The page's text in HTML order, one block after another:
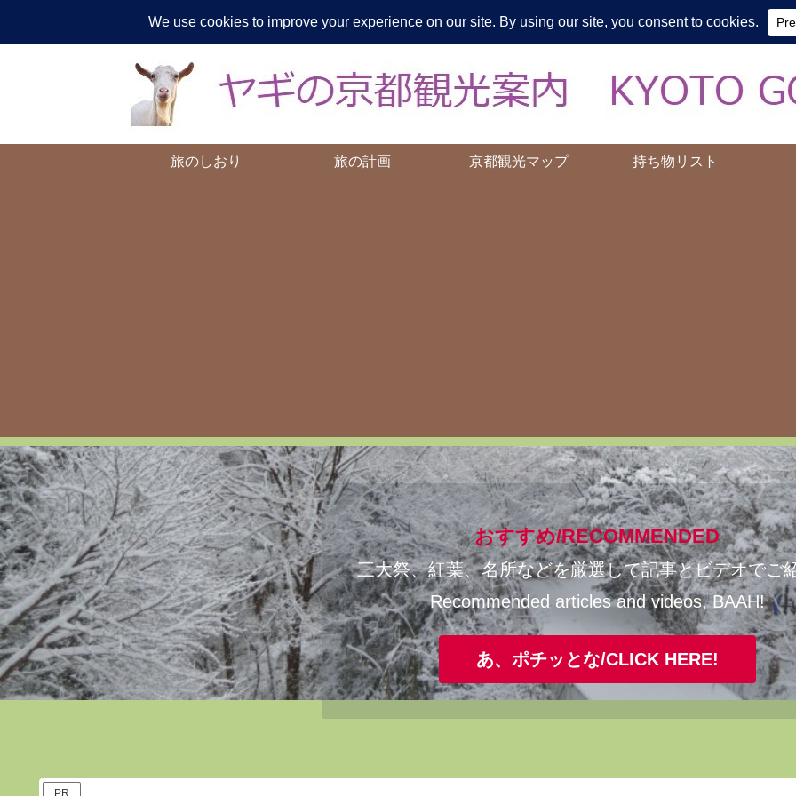
ヤギが皆様の知らない京都をご案内/ THE MOST FASCINATING KYOTO,
旅のしおり 旅の計画 京都観光マップ 持ち物リスト
おすすめ/RECOMMENDED
三大祭、紅葉、名所などを厳選して記事とビデオでご
Recommended articles and videos, BAAH!
あ、ポチッとな/CLICK HERE!
PR